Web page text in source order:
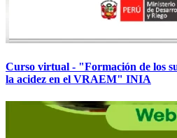
Curso virtual - "Formación de los
la acidez en el VRAEM" INIA